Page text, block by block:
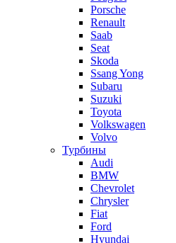
Porsche
Renault
Saab
Seat
Skoda
Ssang Yong
Subaru
Suzuki
Toyota
Volkswagen
Volvo
Турбины
Audi
BMW
Chevrolet
Chrysler
Fiat
Ford
Hyundai